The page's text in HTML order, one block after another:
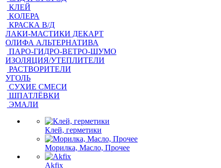
КЛЕЙ
КОЛЕРА
КРАСКА В/Д
ЛАКИ-МАСТИКИ ДЕКАРТ
ОЛИФА АЛЬТЕРНАТИВА
ПАРО-ГИДРО-ВЕТРО-ШУМО
ИЗОЛЯЦИЯ/УТЕПЛИТЕЛИ
РАСТВОРИТЕЛИ
УГОЛЬ
СУХИЕ СМЕСИ
ШПАТЛЁВКИ
ЭМАЛИ
Клей, герметики
Морилка, Масло, Прочее
Akfix